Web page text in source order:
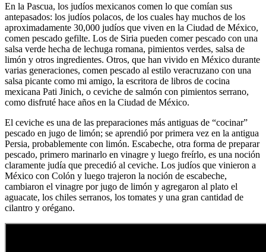
En la Pascua, los judíos mexicanos comen lo que comían sus
antepasados: los judíos polacos, de los cuales hay muchos de los
aproximadamente 30,000 judíos que viven en la Ciudad de México,
comen pescado gefilte. Los de Siria pueden comer pescado con una
salsa verde hecha de lechuga romana, pimientos verdes, salsa de
limón y otros ingredientes. Otros, que han vivido en México durante
varias generaciones, comen pescado al estilo veracruzano con una
salsa picante como mi amigo, la escritora de libros de cocina
mexicana Pati Jinich, o ceviche de salmón con pimientos serrano,
como disfruté hace años en la Ciudad de México.
El ceviche es una de las preparaciones más antiguas de “cocinar”
pescado en jugo de limón; se aprendió por primera vez en la antigua
Persia, probablemente con limón. Escabeche, otra forma de preparar
pescado, primero marinarlo en vinagre y luego freírlo, es una noción
claramente judía que precedió al ceviche. Los judíos que vinieron a
México con Colón y luego trajeron la noción de escabeche,
cambiaron el vinagre por jugo de limón y agregaron al plato el
aguacate, los chiles serranos, los tomates y una gran cantidad de
cilantro y orégano.